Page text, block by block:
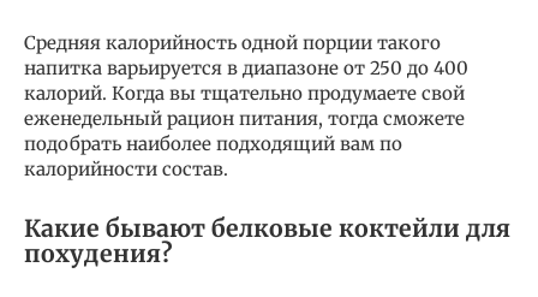
Средняя калорийность одной порции такого
напитка варьируется в диапазоне от 250 до 400
калорий. Когда вы тщательно продумаете свой
еженедельный рацион питания, тогда сможете
подобрать наиболее подходящий вам по
калорийности состав.
Какие бывают белковые коктейли для
похудения?